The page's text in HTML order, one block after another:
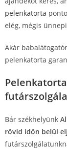
pelenkatorta
elég, mégis
Akár
pelenkatorta
Bár székhelyünk
rövid időn belül